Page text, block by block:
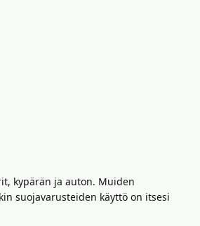
kypärän ja auton. Muiden
suojavarusteiden käyttö on itsesi